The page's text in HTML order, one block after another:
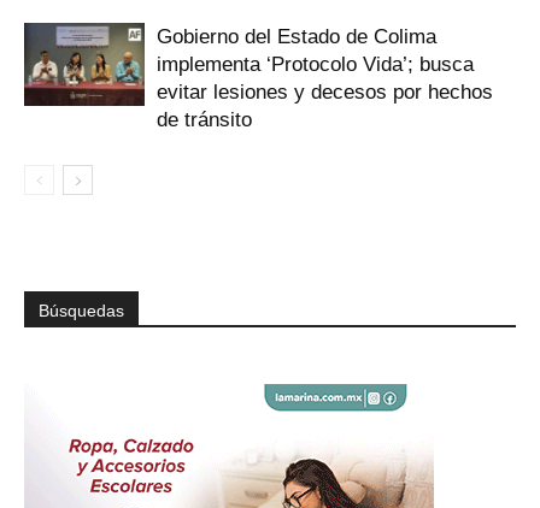
Gobierno del Estado de Colima
implementa ‘Protocolo Vida’; busca
evitar lesiones y decesos por hechos
de tránsito
Búsquedas